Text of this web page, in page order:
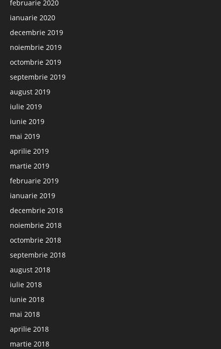
februarie 2020
ianuarie 2020
decembrie 2019
noiembrie 2019
octombrie 2019
septembrie 2019
august 2019
iulie 2019
iunie 2019
mai 2019
aprilie 2019
martie 2019
februarie 2019
ianuarie 2019
decembrie 2018
noiembrie 2018
octombrie 2018
septembrie 2018
august 2018
iulie 2018
iunie 2018
mai 2018
aprilie 2018
martie 2018